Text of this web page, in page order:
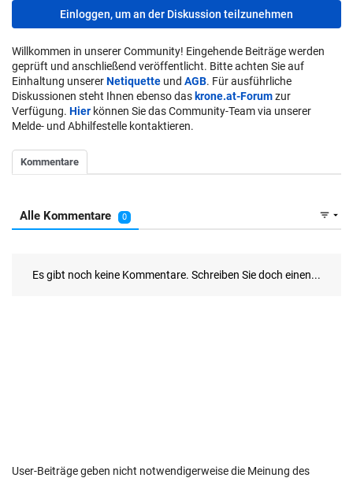
Einloggen, um an der Diskussion teilzunehmen
Willkommen in unserer Community! Eingehende Beiträge werden
geprüft und anschließend veröffentlicht. Bitte achten Sie auf
Einhaltung unsererNetiquette und AGB. Für ausführliche
Diskussionen steht Ihnen ebenso daskrone.at-Forumzur
Verfügung. Hier können Sie das Community-Team via unserer
Melde- und Abhilfestelle kontaktieren.
User-Beiträge geben nicht notwendigerweise die Meinung des